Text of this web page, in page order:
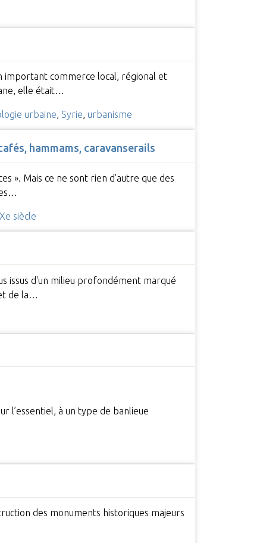
important commerce local, régional et
elle était…
urbaine, Syrie, urbanisme
hammams, caravanserails
». Mais ce ne sont rien d'autre que des
siècle
issus d'un milieu profondément marqué
de la…
l’essentiel, à un type de banlieue
des monuments historiques majeurs